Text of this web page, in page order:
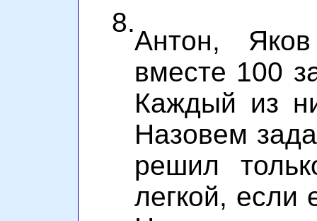
8.
Антон,
вместе 100
Каждый из
Назовем
решил
легкой, если